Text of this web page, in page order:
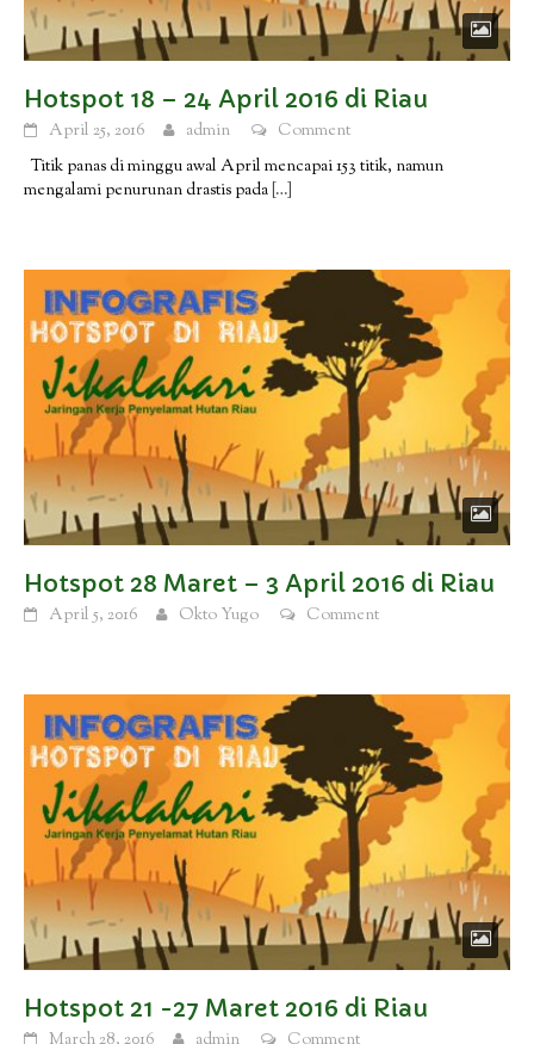
Hotspot 18 – 24 April 2016 di Riau
April 25, 2016 admin
Comment
Titik panas di minggu awal April mencapai 153 titik, namun
mengalami penurunan drastis pada […]
Hotspot 28 Maret – 3 April 2016 di Riau
April 5, 2016 Okto Yugo Comment
Hotspot 21 -27 Maret 2016 di Riau